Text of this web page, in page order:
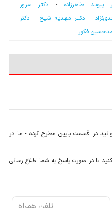
پیونـد طاهـرزاده-دکتـر سرور
-دکتـر مهـدیـه شیـخ - دکتر
فکور
در قسمت پایین مطرح کرده - ما در
تا در صورت پاسخ به شما اطلاع رسانی